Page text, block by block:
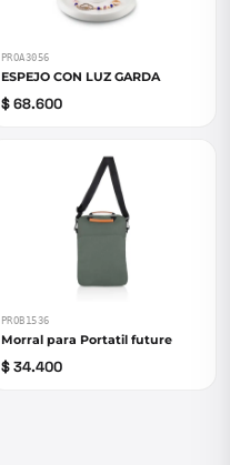
PROA3056
ESPEJO CON LUZ GARDA
$ 68.600
PROB1536
Morral para Portatil future
$ 34.400